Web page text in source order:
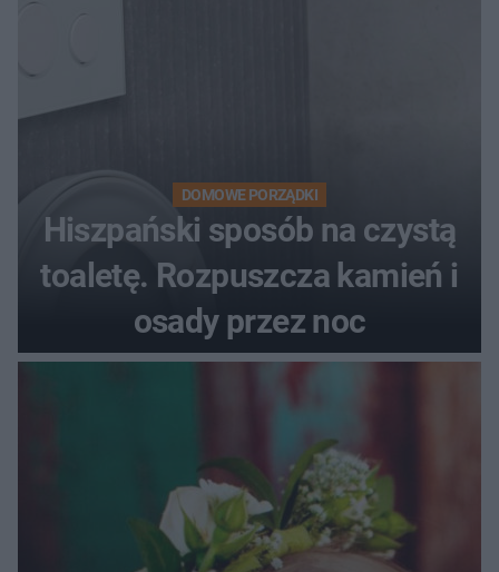
DOMOWE PORZĄDKI
Hiszpański sposób na czystą
toaletę. Rozpuszcza kamień i
osady przez noc